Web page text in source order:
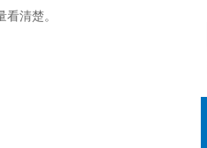
清楚。